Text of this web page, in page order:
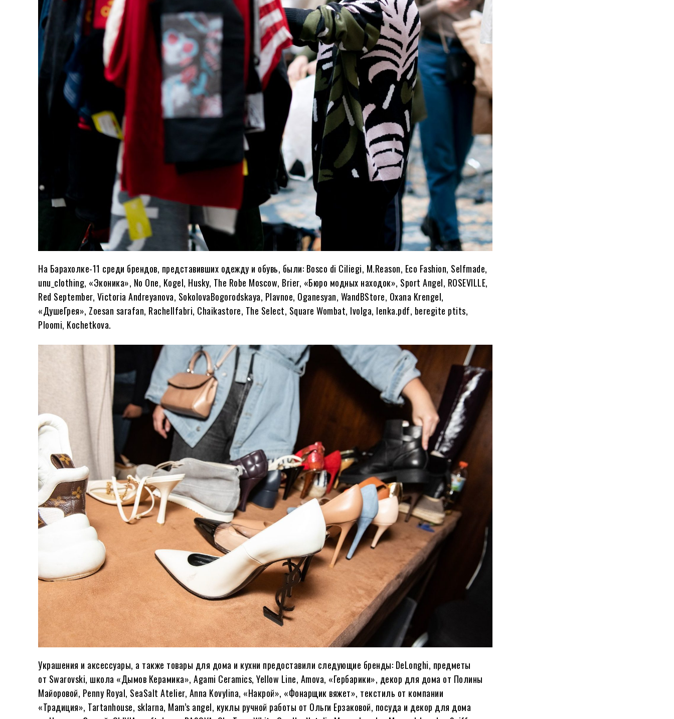
На Барахолке-11 среди брендов, представивших одежду и обувь, были: Bosco di Ciliegi, M.Reason, Eco Fashion, Selfmade,
unu_clothing, «Эконика», No One, Kogel, Husky, The Robe Moscow, Brier, «Бюро модных находок», Sport Angel, ROSEVILLE,
Red September, Victoria Andreyanova, SokolovaBogorodskaya, Plavnoe, Oganesyan, WandBStore, Oxana Krengel,
«ДушеГрея», Zoesan sarafan, Rachellfabri, Chaikastore, The Select, Square Wombat, Ivolga, lenka.pdf, beregite ptits,
Ploomi, Kochetkova.
Украшения и аксессуары, а также товары для дома и кухни предоставили следующие бренды: DeLonghi, предметы
от Swarovski, школа «Дымов Керамика», Agami Ceramics, Yellow Line, Amova, «Гербарики», декор для дома от Полины
Майоровой, Penny Royal, SeaSalt Atelier, Anna Kovylina, «Накрой», «Фонарщик вяжет», текстиль от компании
«Традиция», Tartanhouse, sklarna, Mam’s angel, куклы ручной работы от Ольги Ерзаковой, посуда и декор для дома